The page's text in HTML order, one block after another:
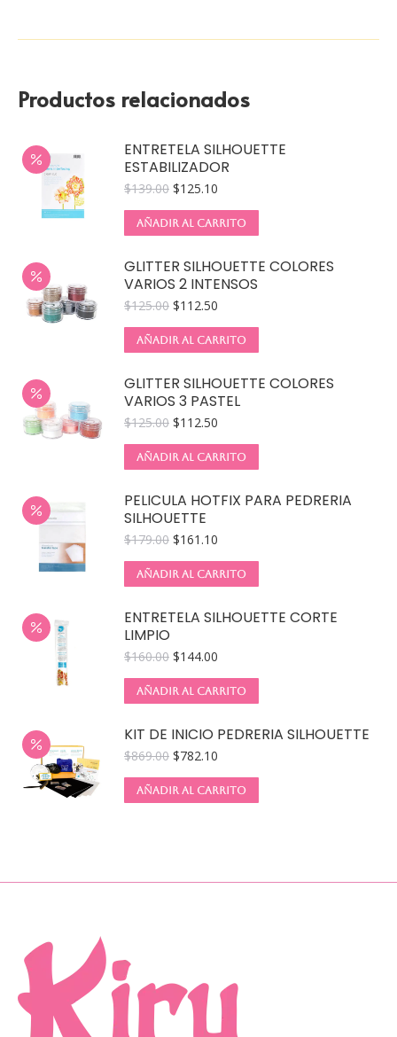
Productos relacionados
ENTRETELA SILHOUETTE
ESTABILIZADOR
$139.00 $125.10
AÑADIR AL CARRITO
GLITTER SILHOUETTE COLORES
VARIOS 2 INTENSOS
$125.00 $112.50
AÑADIR AL CARRITO
GLITTER SILHOUETTE COLORES
VARIOS 3 PASTEL
$125.00 $112.50
AÑADIR AL CARRITO
PELICULA HOTFIX PARA PEDRERIA
SILHOUETTE
$179.00 $161.10
AÑADIR AL CARRITO
ENTRETELA SILHOUETTE CORTE
LIMPIO
$160.00 $144.00
AÑADIR AL CARRITO
KIT DE INICIO PEDRERIA SILHOUETTE
$869.00 $782.10
AÑADIR AL CARRITO